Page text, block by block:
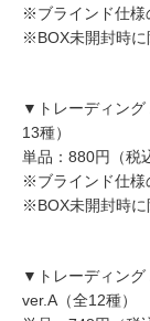
※ブラインド仕様
※BOX未開封時に
▼トレーディング
13種）
単品：880円（税
※ブラインド仕様
※BOX未開封時に
▼トレーディング
ver.A（全12種）